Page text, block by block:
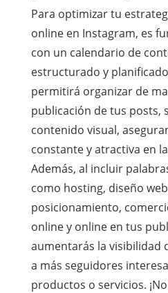
Para optimizar tu
online en Instagram, es
con un calendario de
estructurado y
permitirá organizar de
publicación de tus posts,
contenido visual,
constante y atractiva en
Además, al incluir
como hosting, diseño
posicionamiento,
online y online en tus
aumentarás la visibilidad
a más seguidores
productos o servicios.